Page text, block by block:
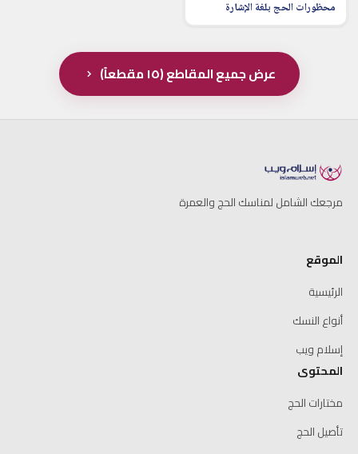
محظورات الحج بلغة الإشارة
عرض جميع المقاطع (١٥ مقطعاً)
مرجعك الشامل لمناسك الحج والعمرة
الموقع
الرئيسية
أنواع النسك
إسلام ويب
المحتوى
مختارات الحج
تأصيل الحج